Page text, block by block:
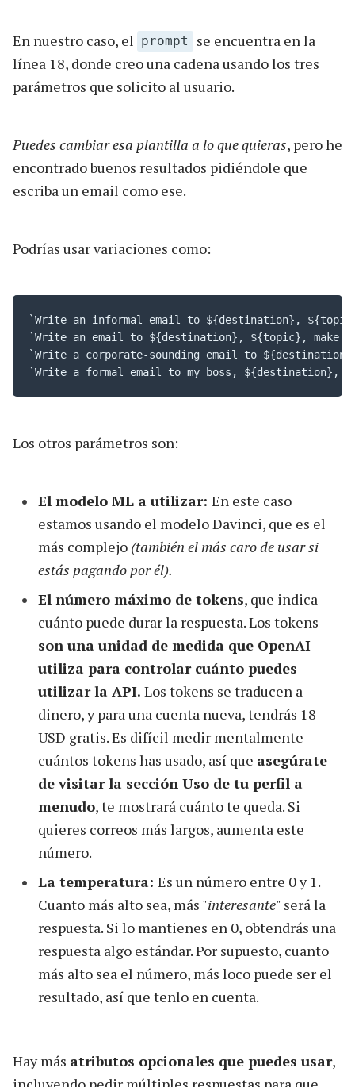
En nuestro caso, el prompt
se encuentra en la
línea 18, donde creo una cadena usando los tres
parámetros que solicito al usuario.
Puedes cambiar esa plantilla a lo que quieras, pero he
encontrado buenos resultados pidiéndole que
escriba un email como ese.
Podrías usar variaciones como:
`Write an informal email to ${destination},
`Write an email to ${destination}, ${topic}, make
`Write a corporate-sounding email to
`Write a formal email to my boss, ${destination},
Los otros parámetros son:
El modelo ML a utilizar: En este caso
estamos usando el modelo Davinci, que es el
más complejo (también el más caro de usar si
estás pagando por él).
El número máximo de tokens, que indica
cuánto puede durar la respuesta. Los tokens
son una unidad de medida que OpenAI
utiliza para controlar cuánto puedes
utilizar la API. Los tokens se traducen a
dinero, y para una cuenta nueva, tendrás 18
USD gratis. Es difícil medir mentalmente
cuántos tokens has usado, así que asegúrate
de visitar la sección Uso de tu perfil a
menudo, te mostrará cuánto te queda. Si
quieres correos más largos, aumenta este
número.
La temperatura: Es un número entre 0 y 1.
Cuanto más alto sea, más "interesante" será la
respuesta. Si lo mantienes en 0, obtendrás una
respuesta algo estándar. Por supuesto, cuanto
más alto sea el número, más loco puede ser el
resultado, así que tenlo en cuenta.
Hay más atributos opcionales que puedes usar,